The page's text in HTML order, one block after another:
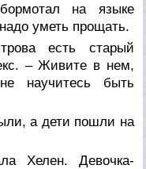
на языке
уметь прощать.
есть старый
– Живите в нем,
научитесь быть
а дети пошли на
Хелен. Девочка-